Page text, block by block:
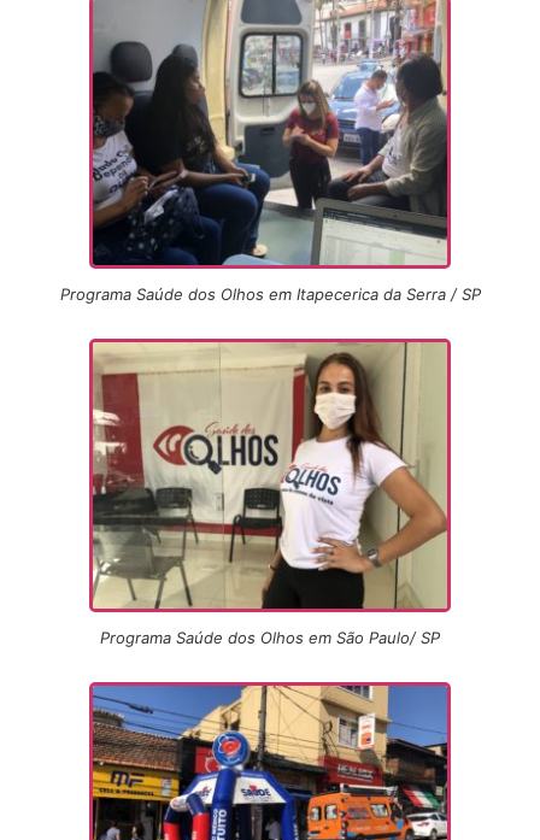
Programa Saúde dos Olhos em Itapecerica da Serra / SP
Programa Saúde dos Olhos em São Paulo/ SP